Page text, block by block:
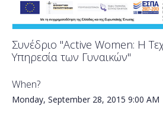
Συνέδριο "Active Women: Η
Yπηρεσία των Γυναικών"
When?
Monday, September 28, 2015 9:00 AM